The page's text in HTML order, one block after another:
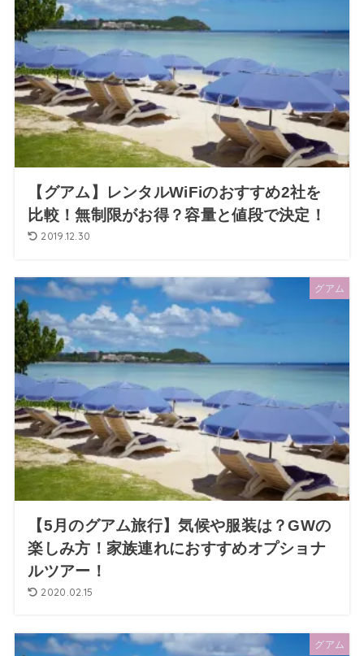
【グアム】レンタルWiFiのおすすめ2社を
比較！無制限がお得？容量と値段で決定！
2019.12.30
グアム
【5月のグアム旅行】気候や服装は？GWの
楽しみ方！家族連れにおすすめオプショナ
ルツアー！
2020.02.15
グアム